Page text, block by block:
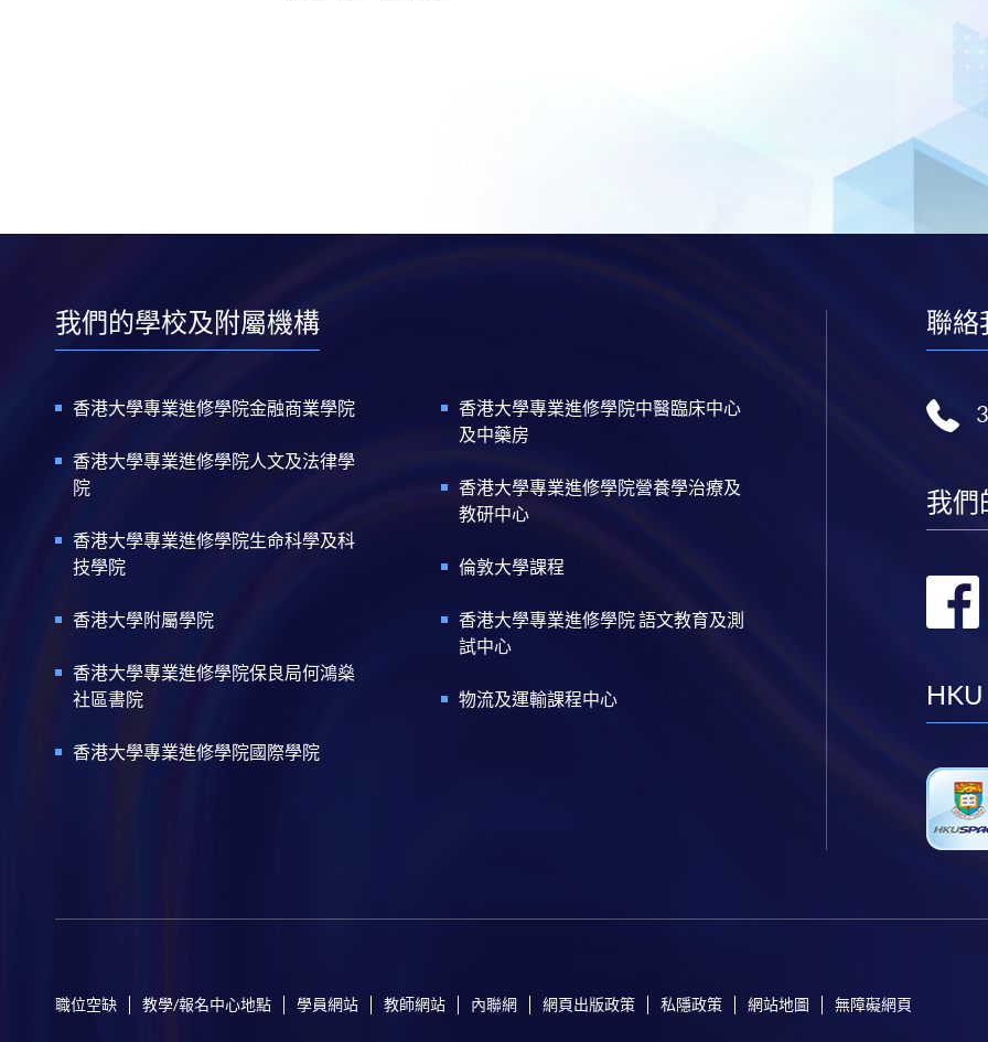
我們的學校及附屬機構
香港大學專業進修學院金融商業學院
香港大學專業進修學院人文及法律學
院
香港大學專業進修學院生命科學及科
技學院
香港大學附屬學院
香港大學專業進修學院保良局何鴻燊
社區書院
香港大學專業進修學院國際學院
香港大學專業進修學院中醫臨床中心
及中藥房
香港大學專業進修學院營養學治療及
教研中心
倫敦大學課程
香港大學專業進修學院 語文教育及測
試中心
物流及運輸課程中心
聯絡
我們
HKU
職位空缺 教學/報名中心地點 學員網站 教師網站 內聯網 網頁出版政策 私隱政策 網站地圖 無障礙網頁